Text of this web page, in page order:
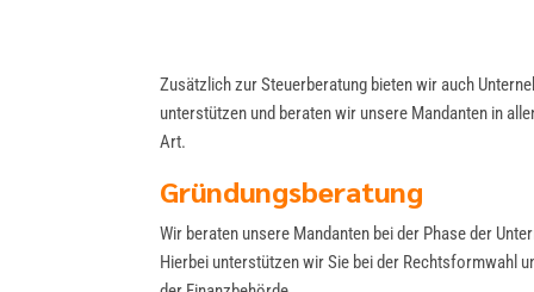
Zusätzlich zur Steuerberatung bieten wir auch
unterstützen und beraten wir unsere Mandanten in
Art.
Gründungsberatung
Wir beraten unsere Mandanten bei der Phase der
Hierbei unterstützen wir Sie bei der Rechtsformwahl